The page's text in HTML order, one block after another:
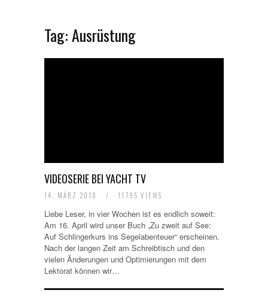
Tag:Ausrüstung
VIDEOSERIE BEI YACHT TV
14. MÄRZ 2018 / 11795 VIEWS
Liebe Leser, in vier Wochen ist es endlich soweit:
Am 16. April wird unser Buch „Zu zweit auf See:
Auf Schlingerkurs ins Segelabenteuer“ erscheinen.
Nach der langen Zeit am Schreibtisch und den
vielen Änderungen und Optimierungen mit dem
Lektorat können wir…